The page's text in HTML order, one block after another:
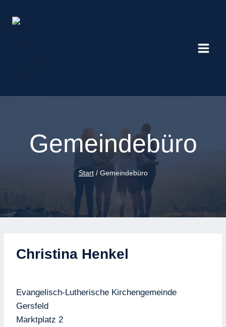
Inhalt
Gemeindebüro
Start / Gemeindebüro
Christina Henkel
Evangelisch-Lutherische Kirchengemeinde
Gersfeld
Marktplatz 2